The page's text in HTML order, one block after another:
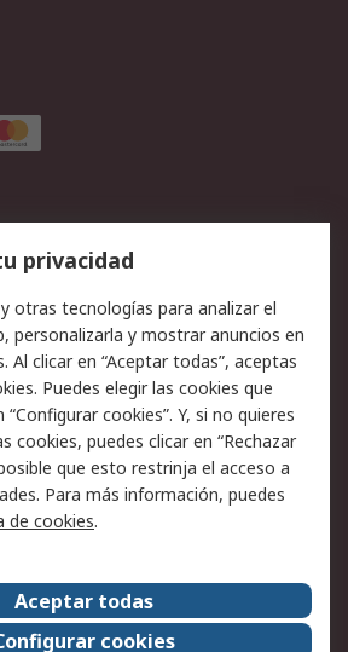
Devoluciones
Soporte técnico
Política de privacidad -
Actualizada
Seguridad de emails
Condiciones de venta
privacidad
otras tecnologías para analizar el
personalizarla y mostrar anuncios en
Al clicar en “Aceptar todas”, aceptas
Puedes elegir las cookies que
cookies”. Y, si no quieres
cookies, puedes clicar en “Rechazar
que esto restrinja el acceso a
Para más información, puedes
de cookies.
Aceptar todas
cookies